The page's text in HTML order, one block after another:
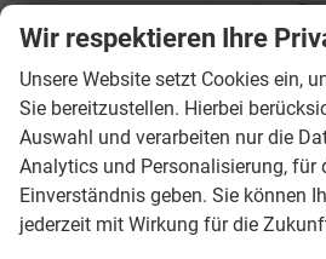
am Lager
Getriebe
Kraftstoff Benzin
Außenfarbe Atlas
Leistung 125 kW
Kilometerstand 15 km
Wir respektieren Ihre
Unsere Website setzt Cookies ein,
Sie bereitzustellen. Hierbei
Auswahl und verarbeiten nur die
Analytics und Personalisierung, für
Einverständnis geben. Sie können
jederzeit mit Wirkung für die